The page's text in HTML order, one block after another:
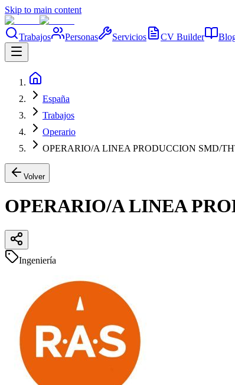
Skip to main content
Trabajos Personas Servicios CV Builder
España
Trabajos
Operario
OPERARIO/A LINEA PRODUCCION SMD/
Volver
OPERARIO/A LINEA
Ingeniería